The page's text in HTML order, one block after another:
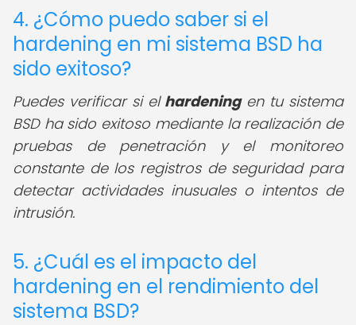
4. ¿Cómo puedo saber si el
hardening en mi sistema BSD ha
sido exitoso?
Puedes verificar si el hardeningen tu sistema
BSD ha sido exitoso mediante la realización de
pruebas de penetración y el monitoreo
constante de los registros de seguridad para
detectar actividades inusuales o intentos de
intrusión.
5. ¿Cuál es el impacto del
hardening en el rendimiento del
sistema BSD?